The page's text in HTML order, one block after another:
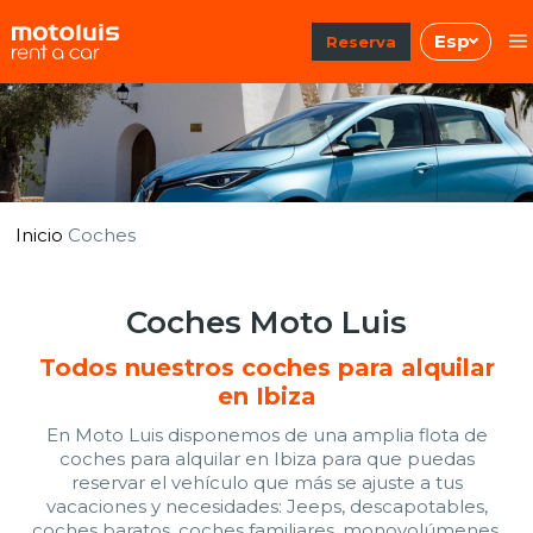
al
Reserva Esp
Inicio Coches
Coches Moto Luis
Todos nuestros coches para alquilar
en Ibiza
En Moto Luis disponemos de una amplia flota de
coches para alquilar en Ibiza para que puedas
reservar el vehículo que más se ajuste a tus
vacaciones y necesidades: Jeeps, descapotables,